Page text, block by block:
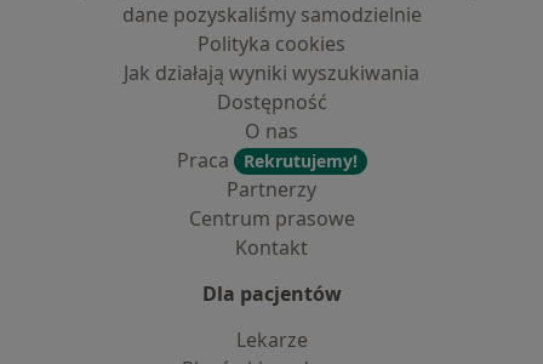
dane pozyskaliśmy samodzielnie
Polityka cookies
Jak działają wyniki wyszukiwania
Dostępność
O nas
Praca
Rekrutujemy!
Partnerzy
Centrum prasowe
Kontakt
Dla pacjentów
Lekarze